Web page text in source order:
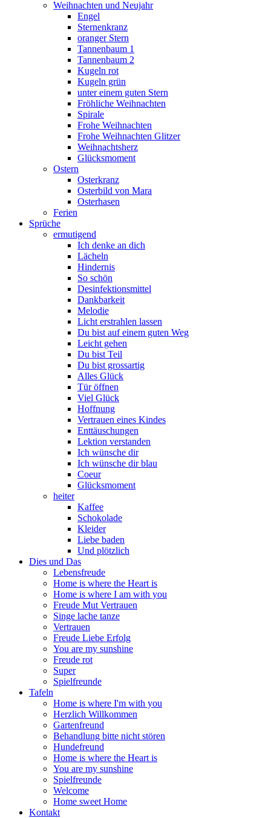
Weihnachten und Neujahr
Engel
Sternenkranz
oranger Stern
Tannenbaum 1
Tannenbaum 2
Kugeln rot
Kugeln grün
unter einem guten Stern
Fröhliche Weihnachten
Spirale
Frohe Weihnachten
Frohe Weihnachten Glitzer
Weihnachtsherz
Glücksmoment
Ostern
Osterkranz
Osterbild von Mara
Osterhasen
Ferien
Sprüche
ermutigend
Ich denke an dich
Lächeln
Hindernis
So schön
Desinfektionsmittel
Dankbarkeit
Melodie
Licht erstrahlen lassen
Du bist auf einem guten Weg
Leicht gehen
Du bist Teil
Du bist grossartig
Alles Glück
Tür öffnen
Viel Glück
Hoffnung
Vertrauen eines Kindes
Enttäuschungen
Lektion verstanden
Ich wünsche dir
Ich wünsche dir blau
Coeur
Glücksmoment
heiter
Kaffee
Schokolade
Kleider
Liebe baden
Und plötzlich
Dies und Das
Lebensfreude
Home is where the Heart is
Home is where I am with you
Freude Mut Vertrauen
Singe lache tanze
Vertrauen
Freude Liebe Erfolg
You are my sunshine
Freude rot
Super
Spielfreunde
Tafeln
Home is where I'm with you
Herzlich Willkommen
Gartenfreund
Behandlung bitte nicht stören
Hundefreund
Home is where the Heart is
You are my sunshine
Spielfreunde
Welcome
Home sweet Home
Kontakt